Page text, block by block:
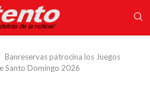
Banreservas patrocina los Juegos
Santo Domingo 2026